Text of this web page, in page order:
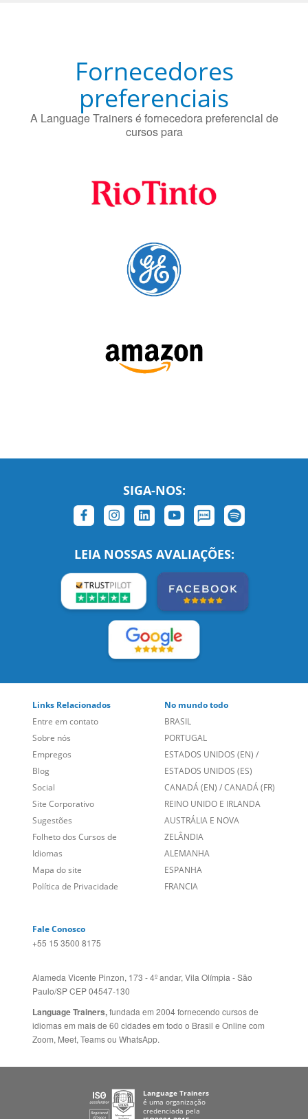
Fornecedores
preferenciais
A Language Trainers é fornecedora preferencial de
cursos para
SIGA-NOS:
LEIA NOSSAS AVALIAÇÕES:
Links Relacionados
Entre em contato
Sobre nós
Empregos
Blog
Social
Site Corporativo
Sugestões
Folheto dos Cursos de
Idiomas
Mapa do site
Política de Privacidade
No mundo todo
BRASIL
PORTUGAL
ESTADOS UNIDOS (EN) /
ESTADOS UNIDOS (ES)
CANADÁ (EN) /CANADÁ (FR)
REINO UNIDO E IRLANDA
AUSTRÁLIA E NOVA
ZELÂNDIA
ALEMANHA
ESPANHA
FRANCIA
Fale Conosco
+55 15 3500 8175
Alameda Vicente Pinzon, 173 - 4º andar, Vila Olímpia - São
Paulo/SP CEP 04547-130
Language Trainers,fundada em 2004 fornecendo cursos de
idiomas em mais de 60 cidades em todo o Brasil e Online com
Zoom, Meet, Teams ou WhatsApp.